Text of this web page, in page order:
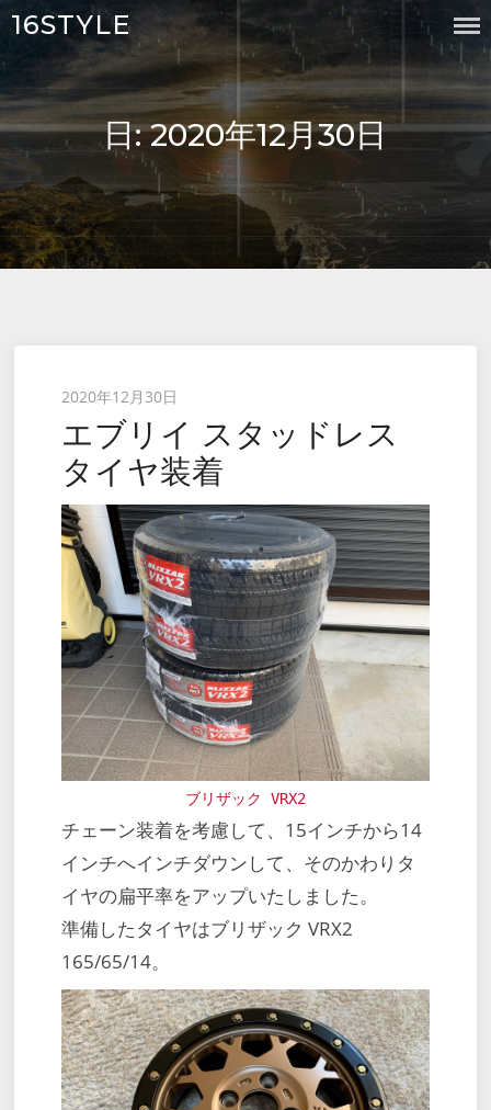
Skip
content
16STYLE
日:2020年12月30日
Posted
on
2020年12月30日
エブリイ スタッドレス
タイヤ装着
ブリザック VRX2
チェーン装着を考慮して、15インチから14
インチへインチダウンして、そのかわりタ
イヤの扁平率をアップいたしました。
準備したタイヤはブリザック VRX2
165/65/14。